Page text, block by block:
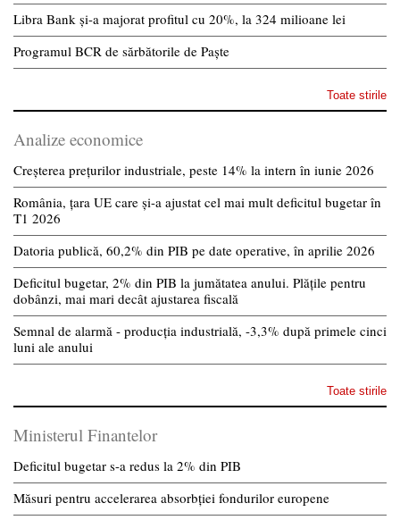
Libra Bank și-a majorat profitul cu 20%, la 324 milioane lei
Programul BCR de sărbătorile de Paște
Toate stirile
Analize economice
Creșterea prețurilor industriale, peste 14% la intern în iunie 2026
România, țara UE care și-a ajustat cel mai mult deficitul bugetar în
T1 2026
Datoria publică, 60,2% din PIB pe date operative, în aprilie 2026
Deficitul bugetar, 2% din PIB la jumătatea anului. Plățile pentru
dobânzi, mai mari decât ajustarea fiscală
Semnal de alarmă - producția industrială, -3,3% după primele cinci
luni ale anului
Toate stirile
Ministerul Finantelor
Deficitul bugetar s-a redus la 2% din PIB
Măsuri pentru accelerarea absorbției fondurilor europene